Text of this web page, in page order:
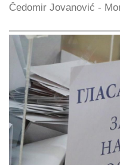
Čedomir Jovanović -